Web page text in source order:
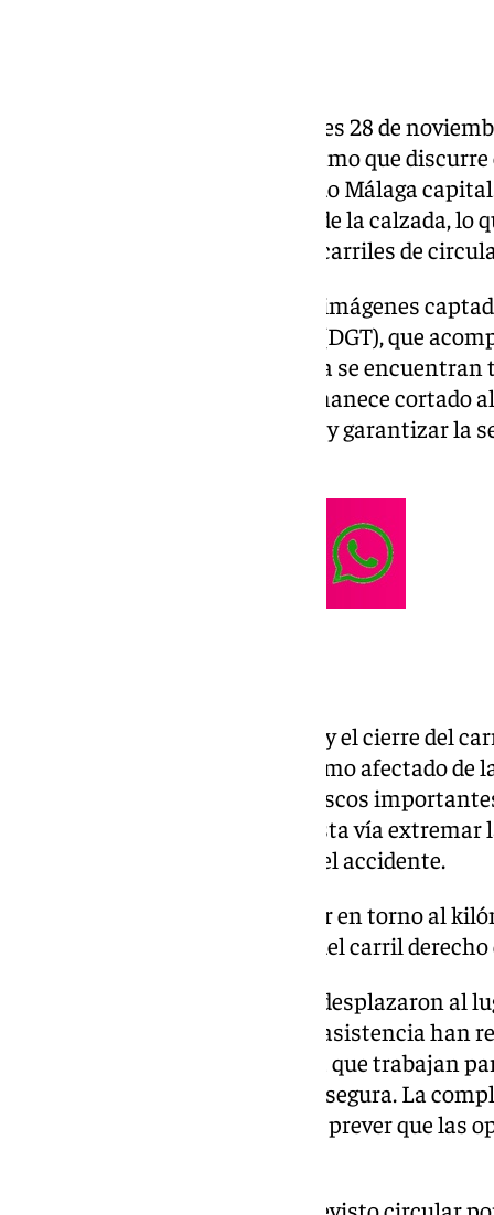
Un tráiler ha volcado este viernes 28 de
altura del kilómetro 22, en el tramo que
Villanueva de Cauche, en sentido Málaga
tumbado sobre el lado derecho de la calzada, lo
emergencia a cortar uno de los carriles de
Según se puede observar en las imágenes
la Dirección General de Tráfico (DGT), que
operarios de auxilio en carretera se
siniestro. El carril derecho permanece cortado
de retirada del vehículo volcado y garantizar la
La presencia del tráiler volcado y el cierre del
retenciones puntuales en el tramo afectado de
situación no ha derivado en atascos
conductores que circulan por esta vía
velocidad al pasar por la zona del accidente.
El accidente ha tenido lugar en torno al
capital, obligando al corte del carril
Los servicios de emergencia se desplazaron al
aviso del vuelco. Las labores de asistencia han
efectivos de auxilio en carretera que trabajan
proceder a su retirada de forma segura. La
vehículos de gran tonelaje hace prever que las